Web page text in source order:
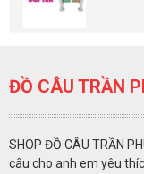
ĐỒ CÂU TRẦN
SHOP ĐỒ CÂU TRẦN
câu cho anh em yêu